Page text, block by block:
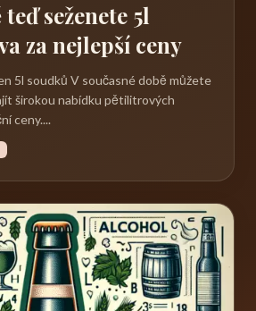
seženete 5l
za nejlepší ceny
5l soudků V současné době můžete
širokou nabídku pětilitrových
ceny....